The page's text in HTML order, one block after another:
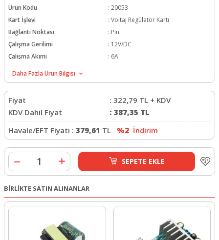
Ürün Kodu
: 20053
Kart İşlevi
: Voltaj Regülatör Kartı
Bağlantı Noktası
: Pin
Çalışma Gerilimi
: 12V/DC
Çalışma Akımı
: 6A
Daha Fazla Ürün Bilgisi
Fiyat : 322,79 TL + KDV
KDV Dahil Fiyat
: 387,35 TL
Havale/EFT Fiyatı : 379,61 TL %2 İndirim
SEPETE EKLE
BİRLİKTE SATIN ALINANLAR